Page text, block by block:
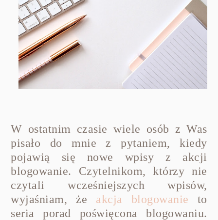
W ostatnim czasie wiele osób z Was
pisało do mnie z pytaniem, kiedy
pojawią się nowe wpisy z akcji
blogowanie. Czytelnikom, którzy nie
czytali wcześniejszych wpisów,
wyjaśniam, że akcja blogowanie to
seria porad poświęcona blogowaniu.